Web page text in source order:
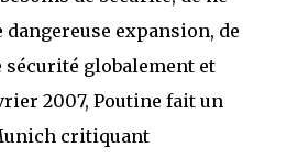
expansion, de
sécurité globalement et
2007, Poutine fait un
critiquant